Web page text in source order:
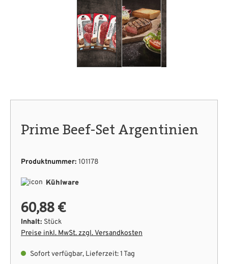
Prime Beef-Set Argentinien
Produktnummer: 101178
Kühlware
60,88 €
Inhalt: Stück
Preise inkl. MwSt. zzgl. Versandkosten
Sofort verfügbar, Lieferzeit: 1 Tag